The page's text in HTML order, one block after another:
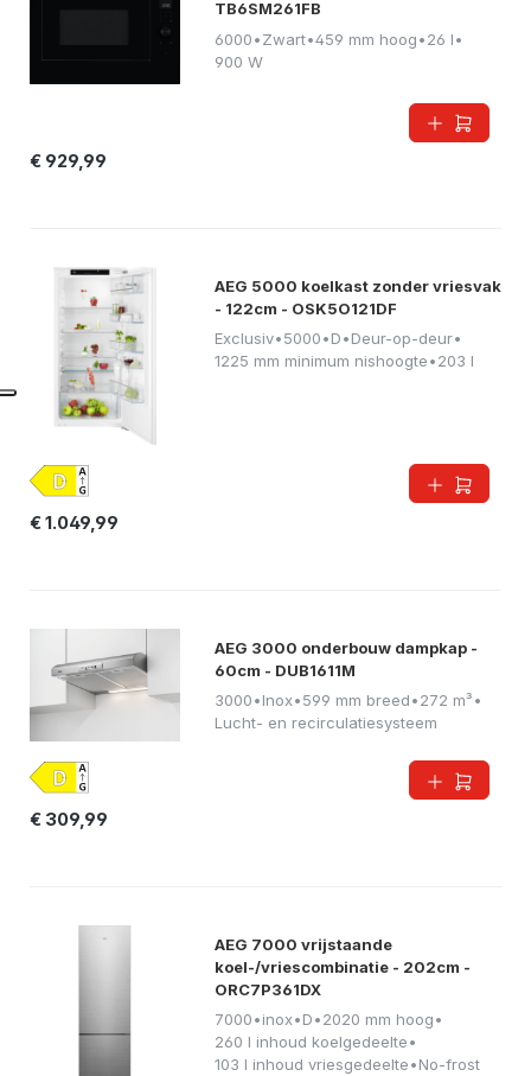
TB6SM261FB
6000•Zwart•459 mm hoog•26 l•
900 W
€ 929,99
AEG 5000 koelkast zonder vriesvak
- 122cm - OSK5O121DF
Exclusiv•5000•D•Deur-op-deur•
1225 mm minimum nishoogte•203 l
€ 1.049,99
AEG 3000 onderbouw dampkap -
60cm - DUB1611M
3000•Inox•599 mm breed•272 m³•
Lucht- en recirculatiesysteem
€ 309,99
AEG 7000 vrijstaande
koel-/vriescombinatie - 202cm -
ORC7P361DX
7000•inox•D•2020 mm hoog•
260 l inhoud koelgedeelte•
103 l inhoud vriesgedeelte•No-frost